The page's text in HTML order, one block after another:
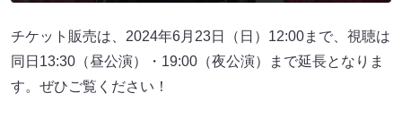
チケット販売は、2024年6月23日（日）12:00まで、視聴は
同日13:30（昼公演）・19:00（夜公演）まで延長となりま
す。ぜひご覧ください！